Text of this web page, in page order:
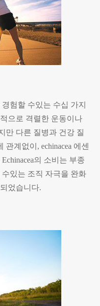
험할 수있는 수십 가지
으로 격렬한 운동이나
만 다른 질병과 건강 질
계없이, echinacea 에센
의 소비는 부종
있는 조직 자극을 완화
었습니다.